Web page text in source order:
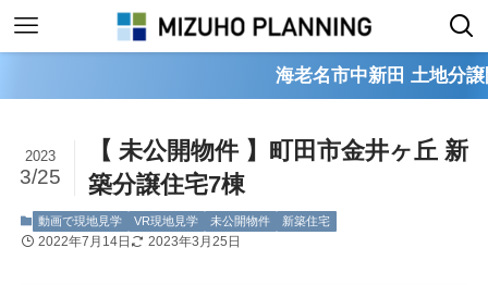
海老名市中新田 土地分譲開始！
【 未公開物件 】町田市金井ヶ丘 新
築分譲住宅7棟
2023
3/25
動画で現地見学 VR現地見学 未公開物件 新築住宅
2022年7月14日 2023年3月25日